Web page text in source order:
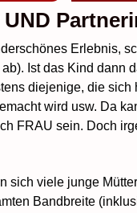
Erlebnis,
Ist das Kind dann
diejenige, die
wird usw. Da
FRAU sein. Doch
sich viele junge
Bandbreite